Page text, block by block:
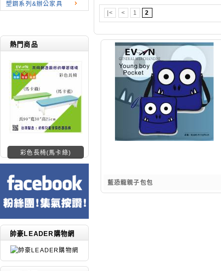
塑鋼系列&辦公家具
熱門商品
彩色長椅(馬卡綠)
帥豪LEADER購物網
|< < 1 2
藍恐龍親子包包